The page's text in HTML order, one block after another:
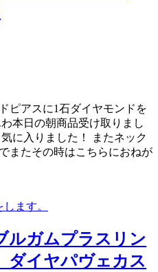
ピアスに1石ダイヤモンドを
本日の朝商品受け取りまし
に入りました！ またネック
またその時はこちらにおねが
ルガムプラスリン
ダイヤパヴェカス